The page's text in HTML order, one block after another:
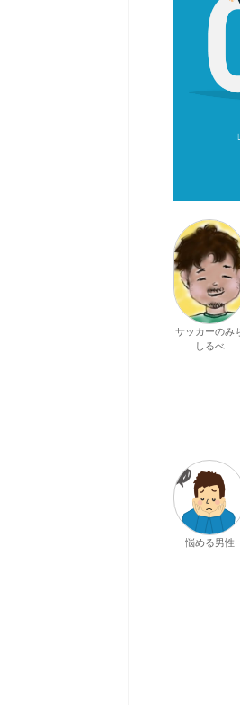
サッカーのみ
しるべ
悩める男性